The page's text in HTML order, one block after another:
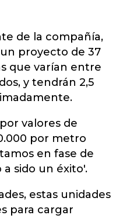
de la compañía,
proyecto de 37
que varían entre
y tendrán 2,5
valores de
por metro
en fase de
sido un éxito'.
estas unidades
para cargar